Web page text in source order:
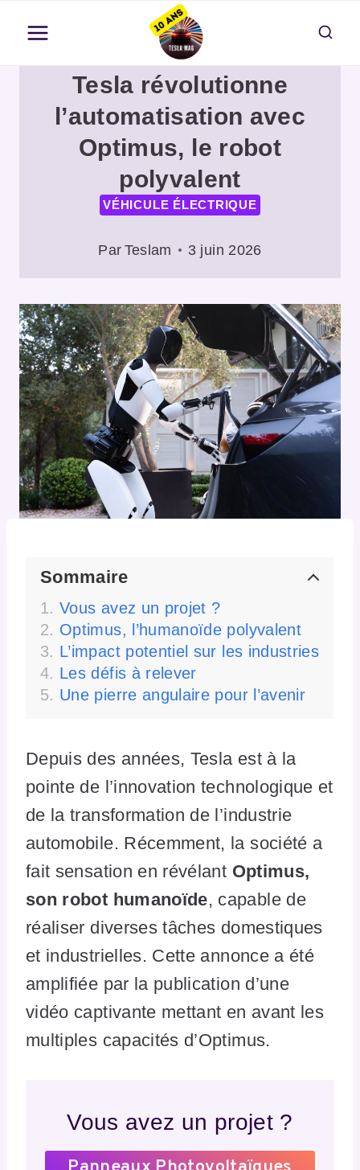
contenu
Tesla révolutionne
l’automatisation avec
Optimus, le robot
polyvalent
VÉHICULE ÉLECTRIQUE
Par Teslam 3 juin 2026
Sommaire
Vous avez un projet ?
Optimus, l’humanoïde polyvalent
L’impact potentiel sur les industries
Les défis à relever
Une pierre angulaire pour l’avenir
Depuis des années, Tesla est à la
pointe de l’innovation technologique et
de la transformation de l’industrie
automobile. Récemment, la société a
fait sensation en révélant Optimus,
son robot humanoïde, capable de
réaliser diverses tâches domestiques
et industrielles. Cette annonce a été
amplifiée par la publication d’une
vidéo captivante mettant en avant les
multiples capacités d’Optimus.
Vous avez un projet ?